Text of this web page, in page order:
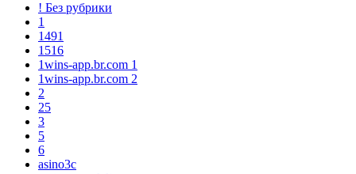
! Без рубрики
1
1491
1516
1wins-app.br.com 1
1wins-app.br.com 2
2
25
3
5
6
asino3c